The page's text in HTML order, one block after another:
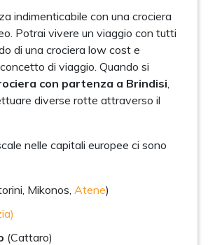
indimenticabile con una crociera
Potrai vivere un viaggio con tutti
di una crociera low cost e
di viaggio. Quando si
con partenza a Brindisi,
diverse rotte attraverso il
nelle capitali europee ci sono
Mikonos, Atene)
(Cattaro)